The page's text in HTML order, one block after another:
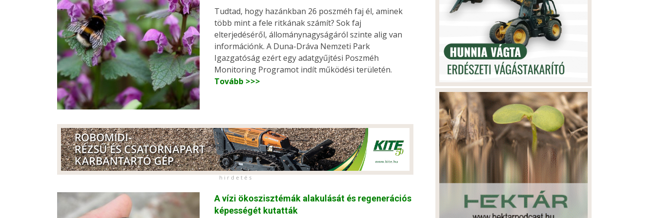
Tudtad, hogy hazánkban 26 poszméh faj él, aminek
több mint a fele ritkának számít? Sok faj
elterjedéséről, állománynagyságáról szinte alig van
információnk. A Duna-Dráva Nemzeti Park
Igazgatóság ezért egy adatgyűjtési Poszméh
Monitoring Programot indít működési területén.
Tovább >>>
h i r d e t é s
A vízi ökoszisztémák alakulását és regenerációs
képességét kutatták